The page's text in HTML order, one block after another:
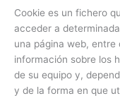
Cookie es un fichero
acceder a
una página web,
información sobre los
de su equipo y,
y de la forma en que